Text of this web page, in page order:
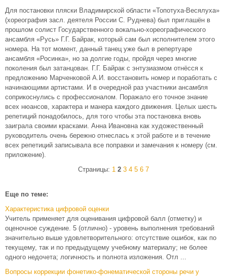
Для постановки пляски Владимирской области «Топотуха-Весялуха»
(хореография засл. деятеля России С. Руднева) был приглашён в
прошлом солист Государственного вокально-хореографического
ансамбля «Русь» Г.Г. Байрак, который сам был исполнителем этого
номера. На тот момент, данный танец уже был в репертуаре
ансамбля «Росинка», но за долгие годы, пройдя через многие
поколения был затанцован. Г.Г. Байрак с энтузиазмом отнёсся к
предложению Марченковой А.И. восстановить номер и поработать с
начинающими артистами. И в очередной раз участники ансамбля
соприкоснулись с профессионалом. Поражало его точное знание
всех нюансов, характера и манера каждого движения. Целых шесть
репетиций понадобилось, для того чтобы эта постановка вновь
заиграла своими красками. Анна Ивановна как художественный
руководитель очень бережно отнеслась к этой работе и в течение
всех репетиций записывала все поправки и замечания к номеру (см.
приложение).
Страницы: 1 2 3 4 5 6 7
Еще по теме:
Характеристика цифровой оценки
Учитель применяет для оценивания цифровой балл (отметку) и
оценочное суждение. 5 (отлично) - уровень выполнения требований
значительно выше удовлетворительного: отсутствие ошибок, как по
текущему, так и по предыдущему учебному материалу; не более
одного недочета; логичность и полнота изложения. Отл ...
Вопросы коррекции фонетико-фонематической стороны речи у